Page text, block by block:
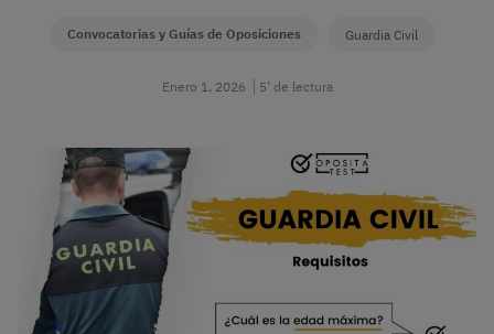
Convocatorias y Guías de Oposiciones Guardia Civil
Enero 1, 2026 5’ de lectura